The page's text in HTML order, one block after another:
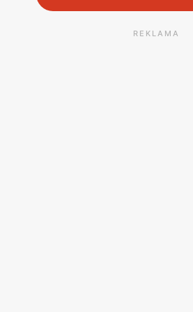
REKLAMA